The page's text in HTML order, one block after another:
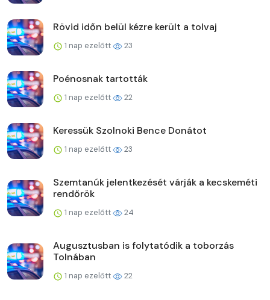
Rövid időn belül kézre került a tolvaj
1 nap ezelőtt 23
Poénosnak tartották
1 nap ezelőtt 22
Keressük Szolnoki Bence Donátot
1 nap ezelőtt 23
Szemtanúk jelentkezését várják a kecskeméti
rendőrök
1 nap ezelőtt 24
Augusztusban is folytatódik a toborzás
Tolnában
1 nap ezelőtt 22